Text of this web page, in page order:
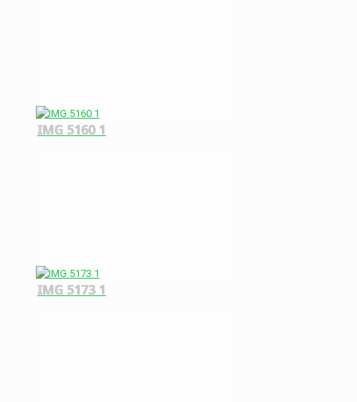
IMG 5160 1
IMG 5173 1